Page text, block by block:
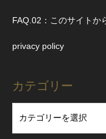
FAQ.02：このサイトか
privacy policy
カテゴリー